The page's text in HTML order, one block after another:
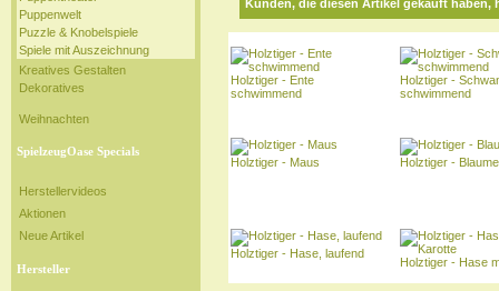
Puppenwelt
Puzzle & Knobelspiele
Spiele mit Auszeichnung
Kreatives Gestalten
Dekoratives
Weihnachten
SpielzeugOase Specials
Herstellervideos
Aktionen
Neue Artikel
Hersteller
Kunden, die diesen Artikel gekauft
Holztiger - Ente
schwimmend
Holztiger -
schwimmend
Holztiger - Maus Holztiger -
Holztiger - Hase, laufend
Holztiger - Hase